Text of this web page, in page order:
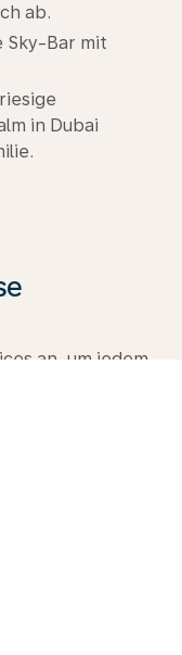
ab.
Sky-Bar mit
in Dubai
an, um jedem